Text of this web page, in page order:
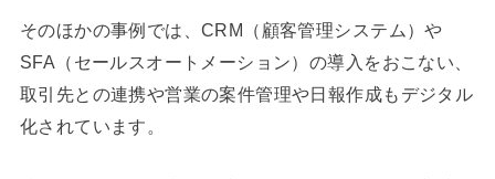
そのほかの事例では、CRM（顧客管理システム）や
SFA（セールスオートメーション）の導入をおこない、
取引先との連携や営業の案件管理や日報作成もデジタル
化されています。